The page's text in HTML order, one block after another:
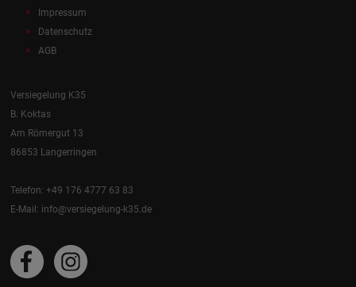
Impressum
Datenschutz
AGB
Versiegelung K35
B. Koktas
Am Römergut 13
86853 Langerringen
Telefon: +49 176 4777 63 83
E-Mail: info@versiegelung-k35.de